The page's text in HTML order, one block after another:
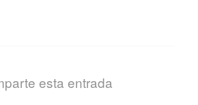
esta entrada